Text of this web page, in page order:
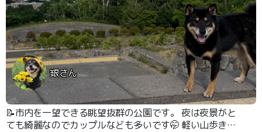
銀さん
📝市内を一望できる眺望抜群の公園です。 夜は夜景がと
ても綺麗なのでカップルなども多いです🤭 軽い山歩きも